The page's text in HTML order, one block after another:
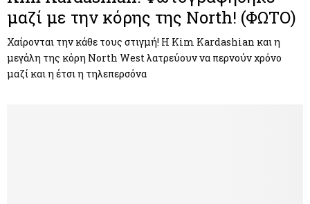
μαζί με την κόρης της North! (ΦΩΤΟ)
Χαίρονται την κάθε τους στιγμή! Η Kim Kardashian και η
μεγάλη της κόρη North West λατρεύουν να περνούν χρόνο
μαζί και η έτσι η τηλεπερσόνα